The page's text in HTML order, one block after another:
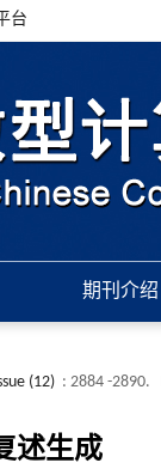
台
期刊介绍
(12) : 2884 -2890.
述生成